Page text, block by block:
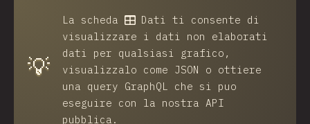
💡
La scheda Dati ti consente di
visualizzare i dati non elaborati
dati per qualsiasi grafico,
visualizzalo come JSON o ottiere
una query GraphQL che si puo
eseguire con la nostra API
pubblica.